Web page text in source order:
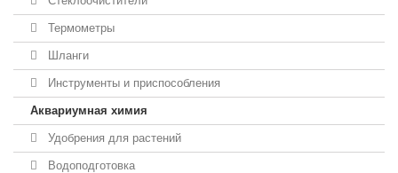
Термометры
Шланги
Инструменты и приспособления
Аквариумная химия
Удобрения для растений
Водоподготовка